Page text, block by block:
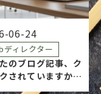
記事が、誰にどん
で読…
06-24
ディレクター
のブログ記事、ク
されていますか？